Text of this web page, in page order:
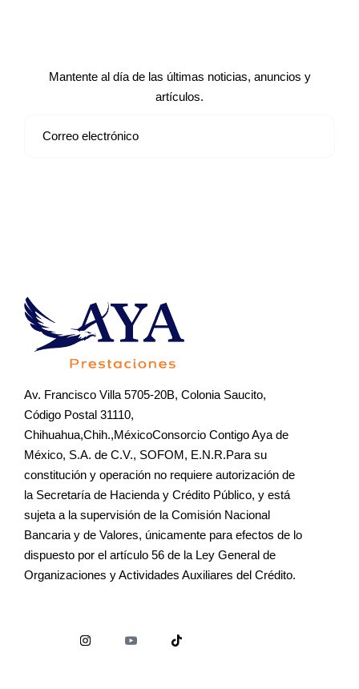
Mantente al día de las últimas noticias, anuncios y
artículos.
Av. Francisco Villa 5705-20B, Colonia Saucito,
Código Postal 31110,
Chihuahua,Chih.,MéxicoConsorcio Contigo Aya de
México, S.A. de C.V., SOFOM, E.N.R.Para su
constitución y operación no requiere autorización de
la Secretaría de Hacienda y Crédito Público, y está
sujeta a la supervisión de la Comisión Nacional
Bancaria y de Valores, únicamente para efectos de lo
dispuesto por el artículo 56 de la Ley General de
Organizaciones y Actividades Auxiliares del Crédito.